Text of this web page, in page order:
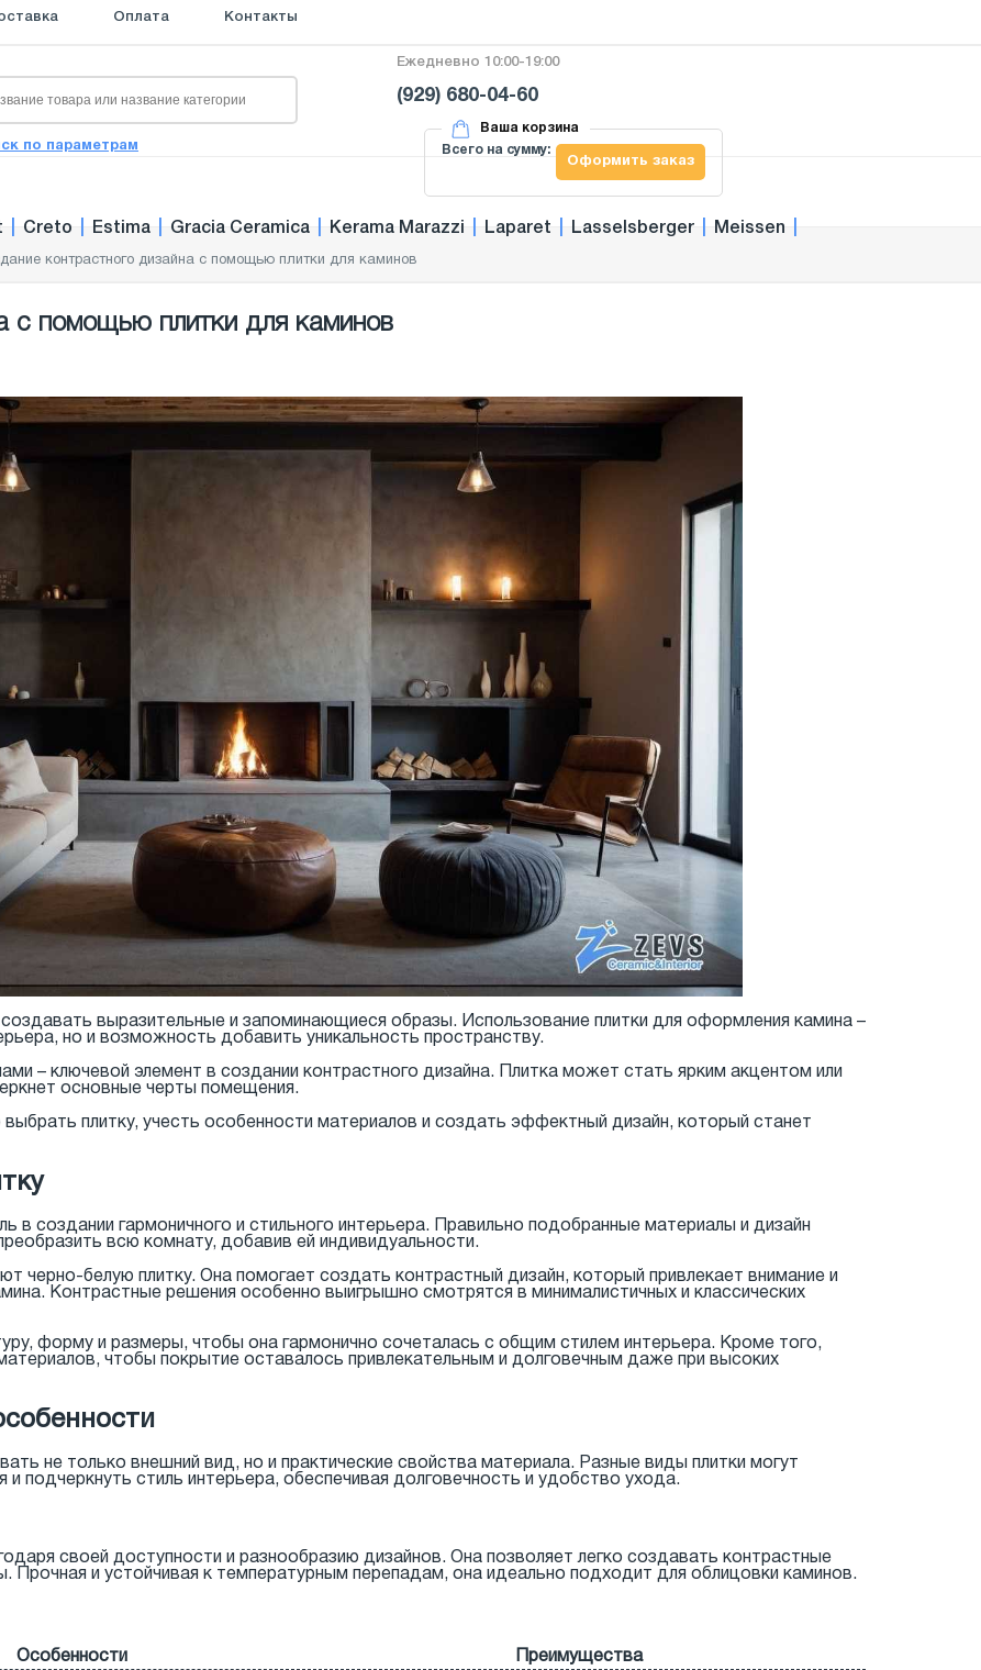
Оплата Контакты
по параметрам
Ежедневно 10:00-19:00
(929) 680-04-60
Ваша корзина
Оформить заказ
Всего на сумму:
Creto Estima Gracia Ceramica Kerama Marazzi Laparet Lasselsberger Meissen
контрастного дизайна с помощью плитки для каминов
с помощью плитки для каминов
выразительные и запоминающиеся образы. Использование плитки для оформления камина –
но и возможность добавить уникальность пространству.
– ключевой элемент в создании контрастного дизайна. Плитка может стать ярким акцентом или
основные черты помещения.
плитку, учесть особенности материалов и создать эффектный дизайн, который станет
в создании гармоничного и стильного интерьера. Правильно подобранные материалы и дизайн
всю комнату, добавив ей индивидуальности.
черно-белую плитку. Она помогает создать контрастный дизайн, который привлекает внимание и
Контрастные решения особенно выигрышно смотрятся в минималистичных и классических
форму и размеры, чтобы она гармонично сочеталась с общим стилем интерьера. Кроме того,
чтобы покрытие оставалось привлекательным и долговечным даже при высоких
не только внешний вид, но и практические свойства материала. Разные виды плитки могут
подчеркнуть стиль интерьера, обеспечивая долговечность и удобство ухода.
своей доступности и разнообразию дизайнов. Она позволяет легко создавать контрастные
Прочная и устойчивая к температурным перепадам, она идеально подходит для облицовки каминов.
Особенности
Преимущества